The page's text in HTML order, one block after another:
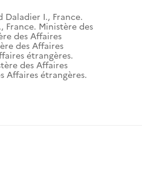
Daladier I., France.
, France. Ministère des
des Affaires
des Affaires
étrangères.
des Affaires
Affaires étrangères.